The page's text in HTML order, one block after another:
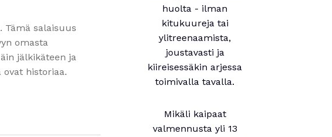
salaisuus
omasta
jälkikäteen ja
historiaa.
huolta - ilman
kitukuureja tai
ylitreenaamista,
joustavasti ja
kiireisessäkin arjessa
toimivalla tavalla.
Mikäli kaipaat
valmennusta yli 13